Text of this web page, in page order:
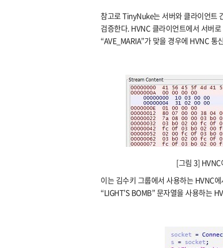
참고로 TinyNuke는 서버와 클라이언트
검증한다. HVNC 클라이언트에서 서버
“AVE_MARIA”가 맞을 경우에 HVNC 통
[그림 3] HVNC
이는 김수키 그룹에서 사용하는 HVNC
“LIGHT’S BOMB” 문자열을 사용하는